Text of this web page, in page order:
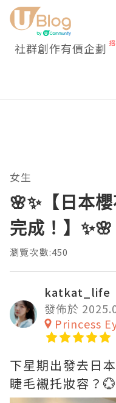
社群創作有價企劃
女生
🌸✨【日本
完成！】✨🌸
瀏覽次數:450
katkat_life
發佈於
Princess
下星期出發去日
睫毛襯托妝容？💮